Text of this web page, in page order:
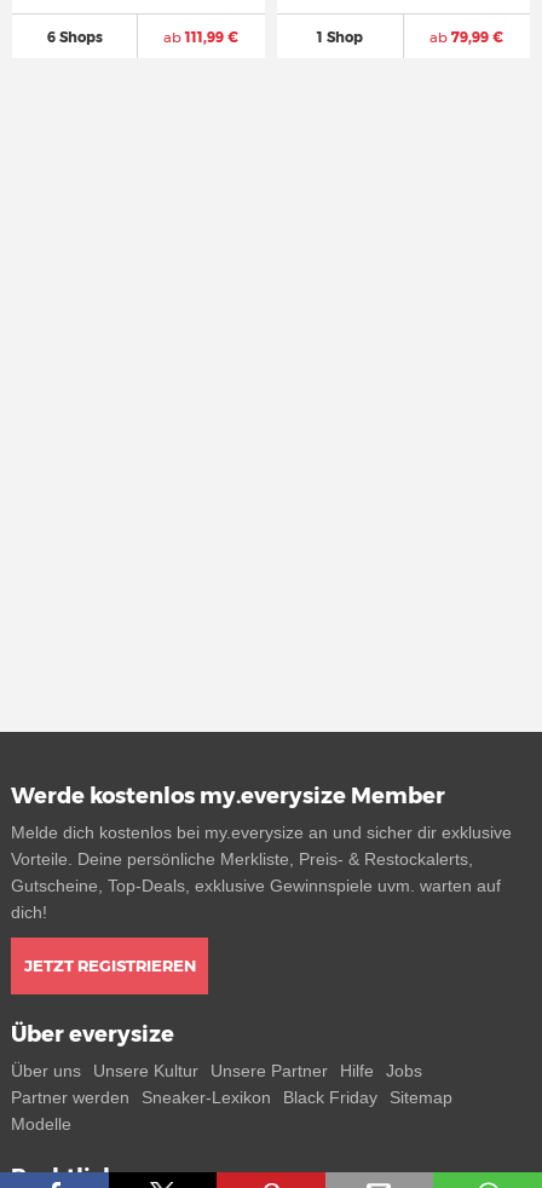
6 Shops ab111,99 € 1 Shop ab 79,99 €
Werde kostenlos my.everysize Member
Melde dich kostenlos bei my.everysize an und sicher dir exklusive
Vorteile. Deine persönliche Merkliste, Preis- & Restockalerts,
Gutscheine, Top-Deals, exklusive Gewinnspiele uvm. warten auf
dich!
JETZT REGISTRIEREN
Über everysize
Über uns Unsere Kultur Unsere Partner Hilfe
Jobs
Partner werden
Sneaker-Lexikon Black Friday
Sitemap
Modelle
Rechtliches